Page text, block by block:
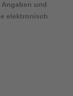
Angaben und
elektronisch